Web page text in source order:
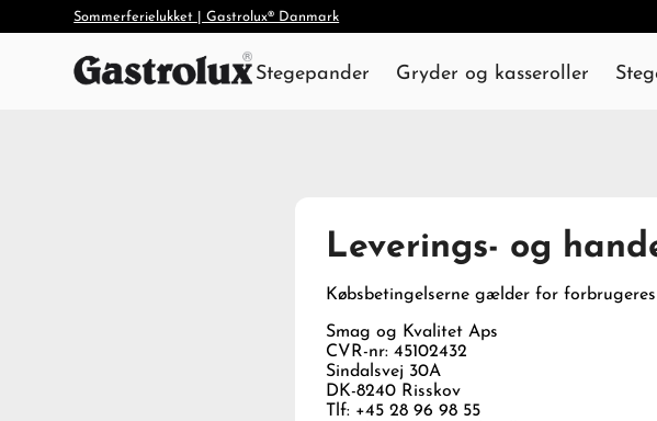
Sommerferielukket | Gastrolux® Danmark
Stegepander Gryder og kasseroller
Leverings- og
Købsbetingelserne gælder for
Smag og Kvalitet Aps
CVR-nr: 45102432
Sindalsvej 30A
DK-8240 Risskov
Tlf: +45 28 96 98 55